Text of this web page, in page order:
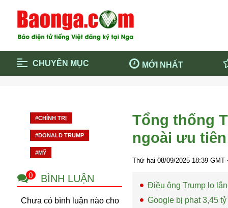
CHUYÊN MỤC MỚI NHẤT
Cộng đồng
Thông
Cuộc sống quanh ta
Khám
Quảng cáo
#CHÍNH TRỊ
#DONALD TRUMP
#MỸ
0 BÌNH LUẬN
Chưa có bình luận nào cho
Tổng thống
ngoài ưu
Thứ hai 08/09/2025 18:39 GMT
Điều ông Trump lo
Google bị phạt 3,45